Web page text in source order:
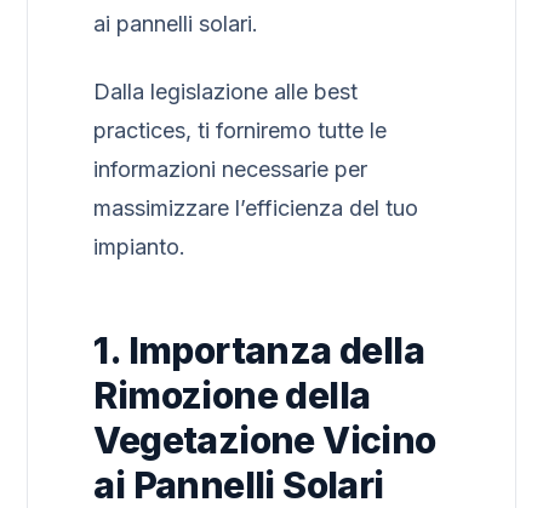
ai pannelli solari.
Dalla legislazione alle best
practices, ti forniremo tutte le
informazioni necessarie per
massimizzare l’efficienza del tuo
impianto.
1. Importanza della
Rimozione della
Vegetazione Vicino
ai Pannelli Solari